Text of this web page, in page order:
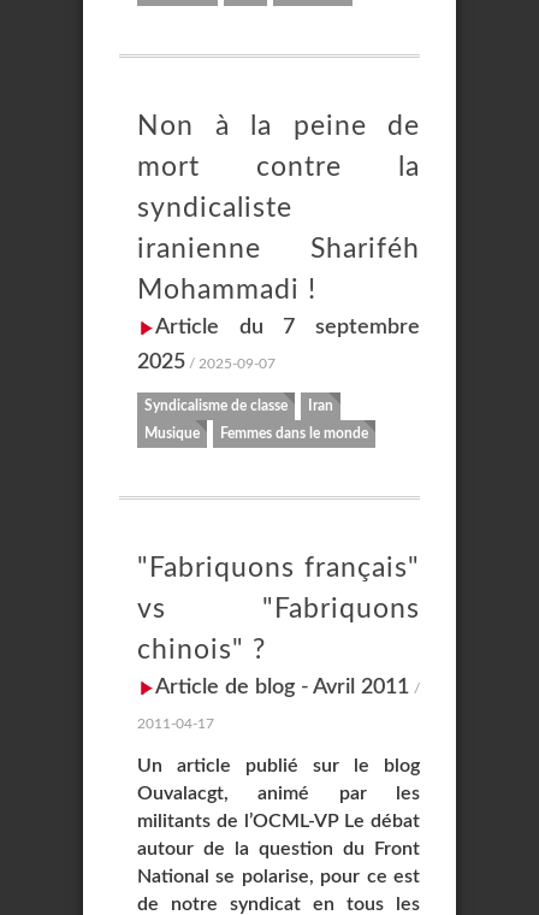
Non à la peine de
mort contre la
syndicaliste
iranienne Shariféh
Mohammadi !
Article du 7 septembre
2025 / 2025-09-07
Syndicalisme de classe
Iran
Musique
Femmes dans le monde
"Fabriquons français"
vs "Fabriquons
chinois" ?
Article de blog - Avril 2011 /
2011-04-17
Un article publié sur le blog
Ouvalacgt, animé par les
militants de l’OCML-VP Le débat
autour de la question du Front
National se polarise, pour ce est
de notre syndicat en tous les